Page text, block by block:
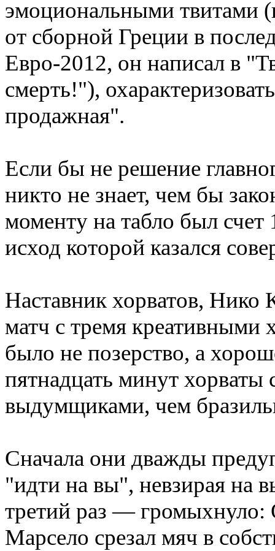
эмоциональными твитами
от сборной Греции в
Евро-2012, он написал в
смерть!"),
продажная".
Если бы не решение
никто не знает, чем бы
моменту на табло был счет
исход которой казался
Наставник хорватов, Нико
матч с тремя креативными
было не позерство, а
пятнадцать минут
выдумщиками, чем
Сначала они дважды
"идти на вы", невзирая на
третий раз — громыхнуло:
Марсело срезал мяч в